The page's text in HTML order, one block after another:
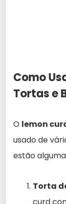
Como
Tortas e
O lemon
usado de
estão
Torta
curd